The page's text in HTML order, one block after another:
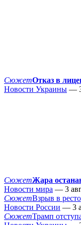
СюжетОтказ в
Новости Украины — 3
СюжетЖара
Новости мира — 3
СюжетВзрыв в
Новости России — 3
СюжетТрамп